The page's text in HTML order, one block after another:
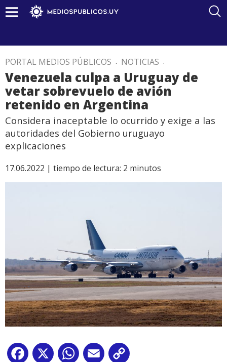
PORTAL MEDIOS PÚBLICOS . NOTICIAS .
Venezuela culpa a Uruguay de
vetar sobrevuelo de avión
retenido en Argentina
Considera inaceptable lo ocurrido y exige a las
autoridades del Gobierno uruguayo
explicaciones
17.06.2022 | tiempo de lectura: 2 minutos
Facebook
X WhatsApp
Email